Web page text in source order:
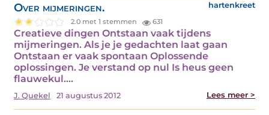
Over mijmeringen. hartenkreet
2.0 met 1 stemmen 631
Creatieve dingen Ontstaan vaak tijdens
mijmeringen. Als je je gedachten laat gaan
Ontstaan er vaak spontaan Oplossende
oplossingen. Je verstand op nul Is heus geen
flauwekul.…
J. Quekel 21 augustus 2012 Lees meer >